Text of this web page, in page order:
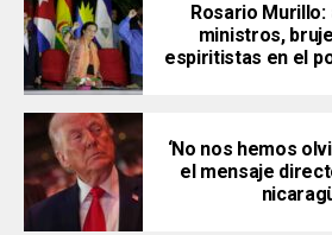
Rosario
ministros,
espiritistas en el
‘No nos hemos
el mensaje